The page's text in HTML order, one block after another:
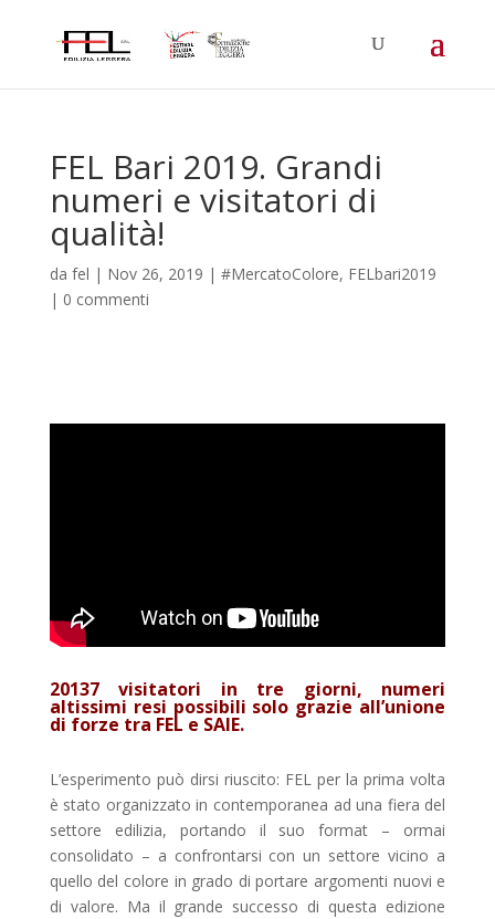
FEL Bari 2019. Grandi
numeri e visitatori di
qualità!
da fel | Nov 26, 2019 | #MercatoColore, FELbari2019
| 0 commenti
20137 visitatori in tre giorni, numeri
altissimi resi possibili solo grazie all’unione
di forze tra FEL e SAIE.
L’esperimento può dirsi riuscito: FEL per la prima volta
è stato organizzato in contemporanea ad una fiera del
settore edilizia, portando il suo format – ormai
consolidato – a confrontarsi con un settore vicino a
quello del colore in grado di portare argomenti nuovi e
di valore. Ma il grande successo di questa edizione